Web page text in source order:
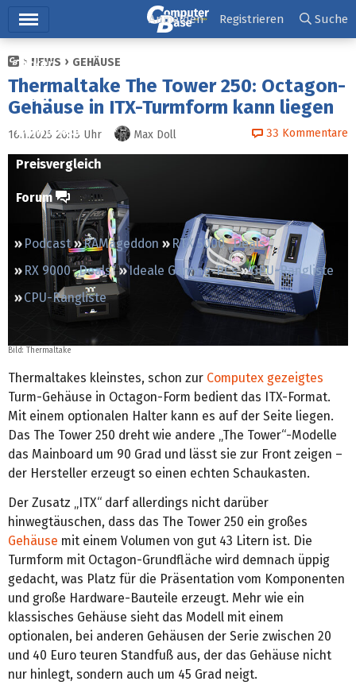
Ticker
Tests
Downloads
Preisvergleich
Forum
Podcast RAMageddon
RTX 5000 „Deals“
RX 9000 „Deals“
Ideale Gaming-PCs
GPU-Rangliste
CPU-Rangliste
Anmelden Registrieren Suche
NEWS GEHÄUSE
Thermaltake The Tower 250: Octagon-
Gehäuse in ITX-Turmform kann liegen
16.1.2025 20:15 Uhr Max Doll 33 Kommentare
Bild: Thermaltake
Thermaltakes kleinstes, schon zur Computex gezeigtes
Turm-Gehäuse in Octagon-Form bedient das ITX-Format.
Mit einem optionalen Halter kann es auf der Seite liegen.
Das The Tower 250 dreht wie andere „The Tower“-Modelle
das Mainboard um 90 Grad und lässt sie zur Front zeigen –
der Hersteller erzeugt so einen echten Schaukasten.
Der Zusatz „ITX“ darf allerdings nicht darüber
hinwegtäuschen, dass das The Tower 250 ein großes
Gehäuse mit einem Volumen von gut 43 Litern ist. Die
Turmform mit Octagon-Grundfläche wird demnach üppig
gedacht, was Platz für die Präsentation vom Komponenten
und große Hardware-Bauteile erzeugt. Mehr wie ein
klassisches Gehäuse sieht das Modell mit einem
optionalen, bei anderen Gehäusen der Serie zwischen 20
und 40 Euro teuren Standfuß aus, der das Gehäuse nicht
nur hinlegt, sondern auch um 45 Grad neigt.